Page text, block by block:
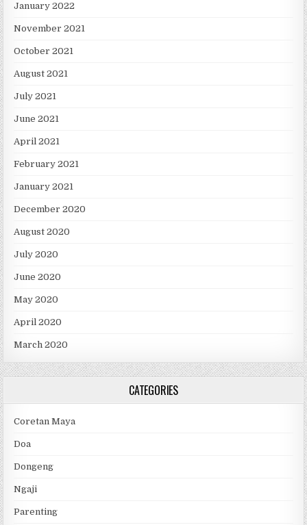
January 2022
November 2021
October 2021
August 2021
July 2021
June 2021
April 2021
February 2021
January 2021
December 2020
August 2020
July 2020
June 2020
May 2020
April 2020
March 2020
CATEGORIES
Coretan Maya
Doa
Dongeng
Ngaji
Parenting